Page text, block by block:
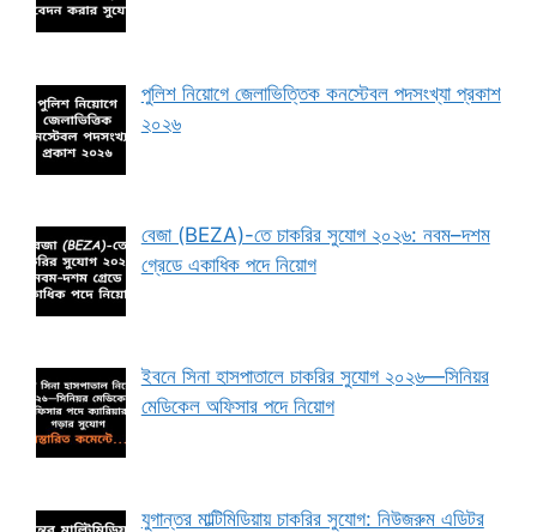
পুলিশ নিয়োগে জেলাভিত্তিক কনস্টেবল পদসংখ্যা প্রকাশ
২০২৬
বেজা (BEZA)-তে চাকরির সুযোগ ২০২৬: নবম–দশম
গ্রেডে একাধিক পদে নিয়োগ
ইবনে সিনা হাসপাতালে চাকরির সুযোগ ২০২৬—সিনিয়র
মেডিকেল অফিসার পদে নিয়োগ
যুগান্তর মাল্টিমিডিয়ায় চাকরির সুযোগ: নিউজরুম এডিটর